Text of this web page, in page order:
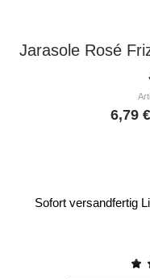
Jarasole Rosé
6,79 €
Sofort versandfertig